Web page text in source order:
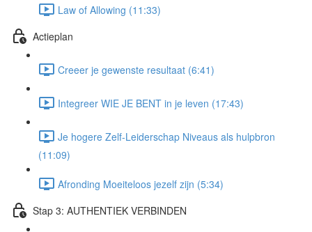
Law of Allowing (11:33)
Actieplan
Creeer je gewenste resultaat (6:41)
Integreer WIE JE BENT in je leven (17:43)
Je hogere Zelf-Leiderschap Niveaus als hulpbron
(11:09)
Afronding Moeiteloos jezelf zijn (5:34)
Stap 3: AUTHENTIEK VERBINDEN